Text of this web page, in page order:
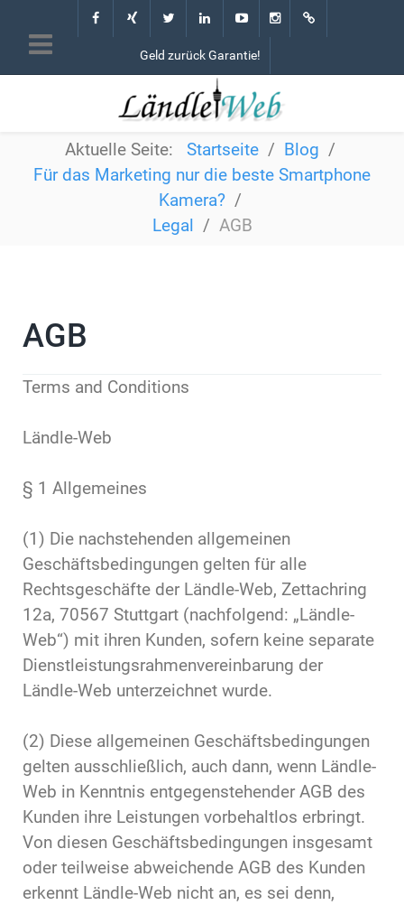
Geld zurück Garantie!
Aktuelle Seite: Startseite
Blog
Für das Marketing nur die beste Smartphone
Kamera?
Legal
AGB
AGB
Terms and Conditions
Ländle-Web
§ 1 Allgemeines
(1) Die nachstehenden allgemeinen
Geschäftsbedingungen gelten für alle
Rechtsgeschäfte der Ländle-Web, Zettachring
12a, 70567 Stuttgart (nachfolgend: „Ländle-
Web“) mit ihren Kunden, sofern keine separate
Dienstleistungsrahmenvereinbarung der
Ländle-Web unterzeichnet wurde.
(2) Diese allgemeinen Geschäftsbedingungen
gelten ausschließlich, auch dann, wenn Ländle-
Web in Kenntnis entgegenstehender AGB des
Kunden ihre Leistungen vorbehaltlos erbringt.
Von diesen Geschäftsbedingungen insgesamt
oder teilweise abweichende AGB des Kunden
erkennt Ländle-Web nicht an, es sei denn,